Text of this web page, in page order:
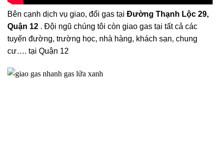
Bên cạnh dịch vụ giao, đổi gas tại Đường Thạnh Lộc 29,
Quận 12 . Đội ngũ chúng tôi còn giao gas tại tất cả các
tuyến đường, trường học, nhà hàng, khách sạn, chung
cư…. tại Quận 12